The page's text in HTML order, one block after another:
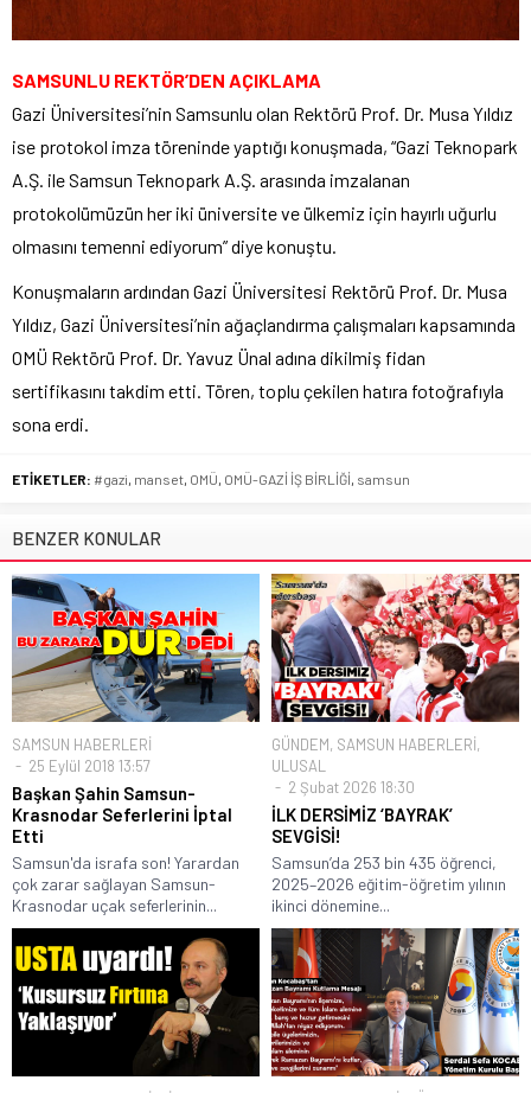
SAMSUNLU REKTÖR’DEN AÇIKLAMA
Gazi Üniversitesi’nin Samsunlu olan Rektörü Prof. Dr. Musa Yıldız
ise protokol imza töreninde yaptığı konuşmada, “Gazi Teknopark
A.Ş. ile Samsun Teknopark A.Ş. arasında imzalanan
protokolümüzün her iki üniversite ve ülkemiz için hayırlı uğurlu
olmasını temenni ediyorum” diye konuştu.
Konuşmaların ardından Gazi Üniversitesi Rektörü Prof. Dr. Musa
Yıldız, Gazi Üniversitesi’nin ağaçlandırma çalışmaları kapsamında
OMÜ Rektörü Prof. Dr. Yavuz Ünal adına dikilmiş fidan
sertifikasını takdim etti. Tören, toplu çekilen hatıra fotoğrafıyla
sona erdi.
ETİKETLER: #gazi manset OMÜ OMÜ-GAZİ İŞ BİRLİĞİ samsun
BENZER KONULAR
SAMSUN HABERLERİ
25 Eylül 2018 13:57
Başkan Şahin Samsun-
Krasnodar Seferlerini İptal
Etti
Samsun'da israfa son! Yarardan
çok zarar sağlayan Samsun-
Krasnodar uçak seferlerinin...
GÜNDEM, SAMSUN HABERLERİ,
ULUSAL
2 Şubat 2026 18:30
İLK DERSİMİZ ‘BAYRAK’
SEVGİSİ!
Samsun’da 253 bin 435 öğrenci,
2025–2026 eğitim-öğretim yılının
ikinci dönemine...